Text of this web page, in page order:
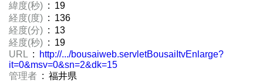
緯度(秒) : 19
経度(度) : 136
経度(分) : 13
経度(秒) : 19
URL :
http://.../bousaiweb.servletBousaiItvEnlarge?
it=0&msv=0&sn=2&dk=15
管理者 : 福井県